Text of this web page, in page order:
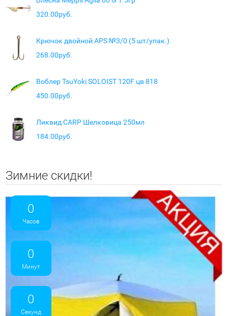
320.00руб.
Крючок двойной APS №3/0 (5 шт/упак.)
268.00руб.
Воблер TsuYoki SOLOIST 120F цв 818
450.00руб.
Ликвид CARP Шелковица 250мл
184.00руб.
Зимние скидки!
0
Часов
0
Минут
0
Секунд